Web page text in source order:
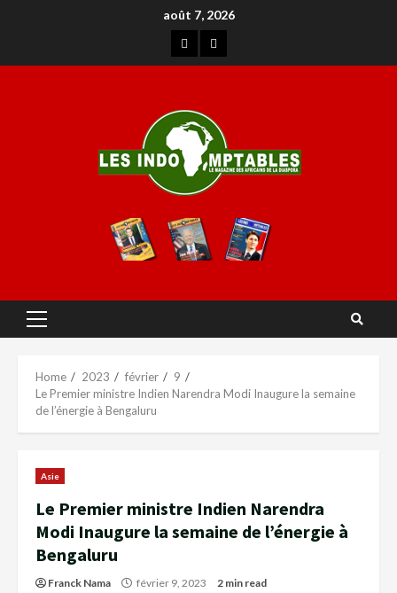
août 7, 2026
Home 2023 février
9
Le Premier ministre Indien Narendra Modi Inaugure la semaine
de l’énergie à Bengaluru
Asie
Le Premier ministre Indien Narendra
Modi Inaugure la semaine de l’énergie à
Bengaluru
Franck Nama février 9, 2023 2 min read